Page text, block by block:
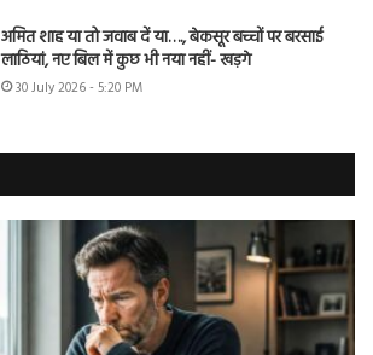
अमित शाह या तो जवाब दें या…., बेकसूर बच्चों पर बरसाई
लाठियां, नए बिल में कुछ भी नया नहीं- खड़गे
30 July 2026 - 5:20 PM